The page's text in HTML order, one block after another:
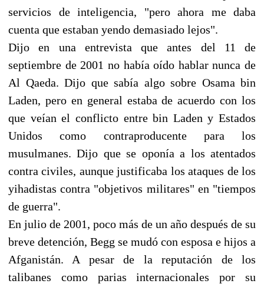
servicios de inteligencia, "pero ahora me daba
cuenta que estaban yendo demasiado lejos".
Dijo en una entrevista que antes del 11 de
septiembre de 2001 no había oído hablar nunca de
Al Qaeda. Dijo que sabía algo sobre Osama bin
Laden, pero en general estaba de acuerdo con los
que veían el conflicto entre bin Laden y Estados
Unidos como contraproducente para los
musulmanes. Dijo que se oponía a los atentados
contra civiles, aunque justificaba los ataques de los
yihadistas contra "objetivos militares" en "tiempos
de guerra".
En julio de 2001, poco más de un año después de su
breve detención, Begg se mudó con esposa e hijos a
Afganistán. A pesar de la reputación de los
talibanes como parias internacionales por su